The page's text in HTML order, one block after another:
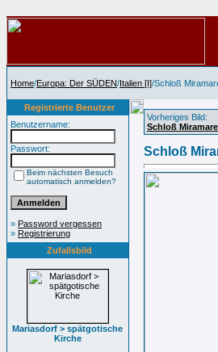
Home/Europa: Der SÜDEN/Italien [I]/Schloß
Registrierte Benutzer
Benutzername:
Passwort:
Beim nächsten Besuch
automatisch anmelden?
» Password vergessen
» Registrierung
Zufallsbild
Mariasdorf > spätgotische
Kirche
Vorheriges Bild:
Schloß
Schloß